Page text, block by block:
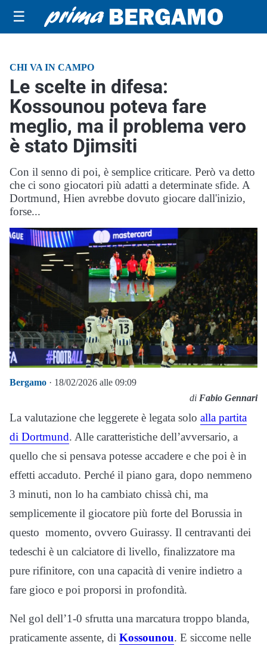
☰
CHI VA IN CAMPO
Le scelte in difesa:
Kossounou poteva fare
meglio, ma il problema vero
è stato Djimsiti
Con il senno di poi, è semplice criticare. Però va detto
che ci sono giocatori più adatti a determinate sfide. A
Dortmund, Hien avrebbe dovuto giocare dall'inizio,
forse...
Bergamo · 18/02/2026 alle 09:09
di Fabio Gennari
La valutazione che leggerete è legata solo alla partita
di Dortmund. Alle caratteristiche dell’avversario, a
quello che si pensava potesse accadere e che poi è in
effetti accaduto. Perché il piano gara, dopo nemmeno
3 minuti, non lo ha cambiato chissà chi, ma
semplicemente il giocatore più forte del Borussia in
questo momento, ovvero Guirassy. Il centravanti dei
tedeschi è un calciatore di livello, finalizzatore ma
pure rifinitore, con una capacità di venire indietro a
fare gioco e poi proporsi in profondità.
Nel gol dell’1-0 sfrutta una marcatura troppo blanda,
praticamente assente, di Kossounou. E siccome nelle